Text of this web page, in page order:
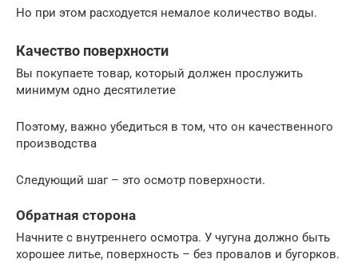
Но при этом расходуется немалое количество воды.
Качество поверхности
Вы покупаете товар, который должен прослужить
минимум одно десятилетие
Поэтому, важно убедиться в том, что он качественного
производства
Следующий шаг – это осмотр поверхности.
Обратная сторона
Начните с внутреннего осмотра. У чугуна должно быть
хорошее литье, поверхность – без провалов и бугорков.